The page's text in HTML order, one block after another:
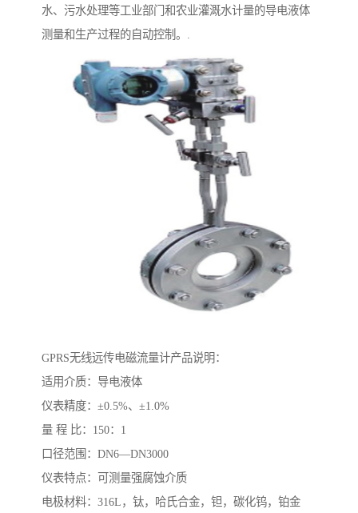
水、污水处理等工业部门和农业灌溉水计量的导电液体
测量和生产过程的自动控制。.
GPRS无线远传电磁流量计产品说明：
适用介质：导电液体
仪表精度：±0.5%、±1.0%
量 程 比：150：1
口径范围：DN6—DN3000
仪表特点：可测量强腐蚀介质
电极材料：316L，钛，哈氏合金，钽，碳化钨，铂金